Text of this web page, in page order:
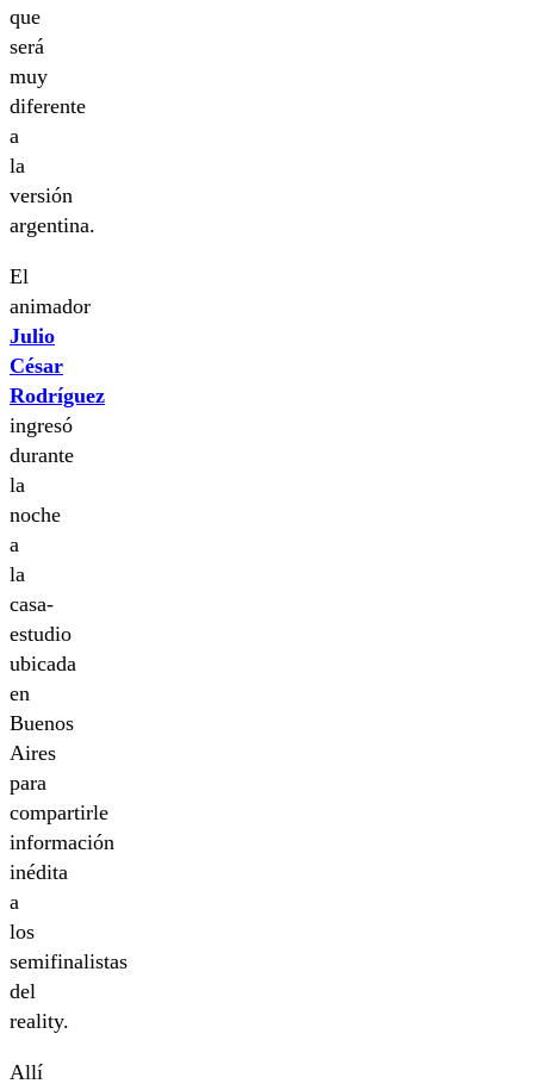
que
será
muy
diferente
a
la
versión
argentina.
El
animador
Julio
César
Rodríguez
ingresó
durante
la
noche
a
la
casa-
estudio
ubicada
en
Buenos
Aires
para
compartirle
información
inédita
a
los
semifinalistas
del
reality.
Allí